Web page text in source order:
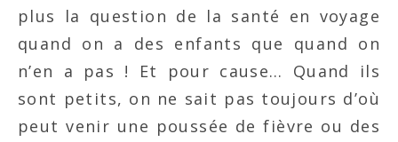
plus la question de la santé en voyage
quand on a des enfants que quand on
n’en a pas ! Et pour cause… Quand ils
sont petits, on ne sait pas toujours d’où
peut venir une poussée de fièvre ou des